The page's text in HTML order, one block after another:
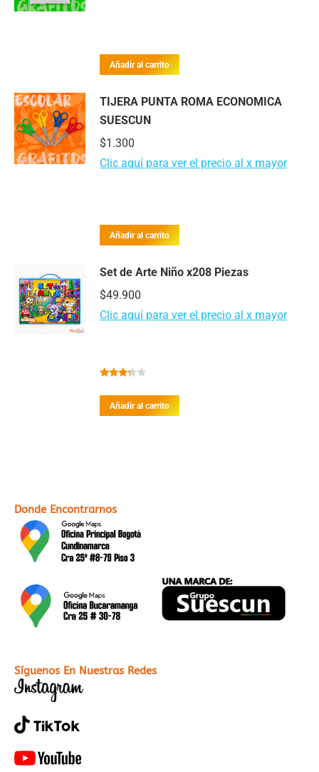
Añadir al carrito
TIJERA PUNTA ROMA ECONOMICA
SUESCUN
$1.300
Clic aquí para ver el precio al x mayor
Añadir al carrito
Set de Arte Niño x208 Piezas
$49.900
Clic aquí para ver el precio al x mayor
con
3.10de
5
Añadir al carrito
Donde Encontrarnos
Síguenos En Nuestras Redes